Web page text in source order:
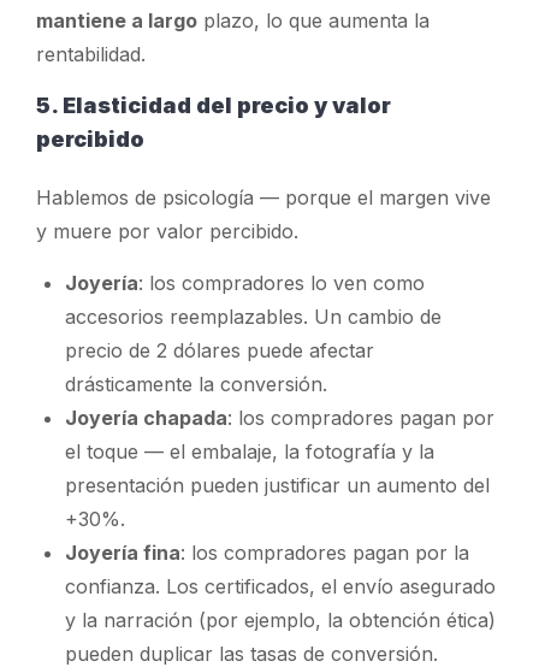
mantiene a largo plazo, lo que aumenta la
rentabilidad.
5. Elasticidad del precio y valor
percibido
Hablemos de psicología — porque el margen vive
y muere por valor percibido.
Joyería: los compradores lo ven como
accesorios reemplazables. Un cambio de
precio de 2 dólares puede afectar
drásticamente la conversión.
Joyería chapada: los compradores pagan por
el toque — el embalaje, la fotografía y la
presentación pueden justificar un aumento del
+30%.
Joyería fina: los compradores pagan por la
confianza. Los certificados, el envío asegurado
y la narración (por ejemplo, la obtención ética)
pueden duplicar las tasas de conversión.